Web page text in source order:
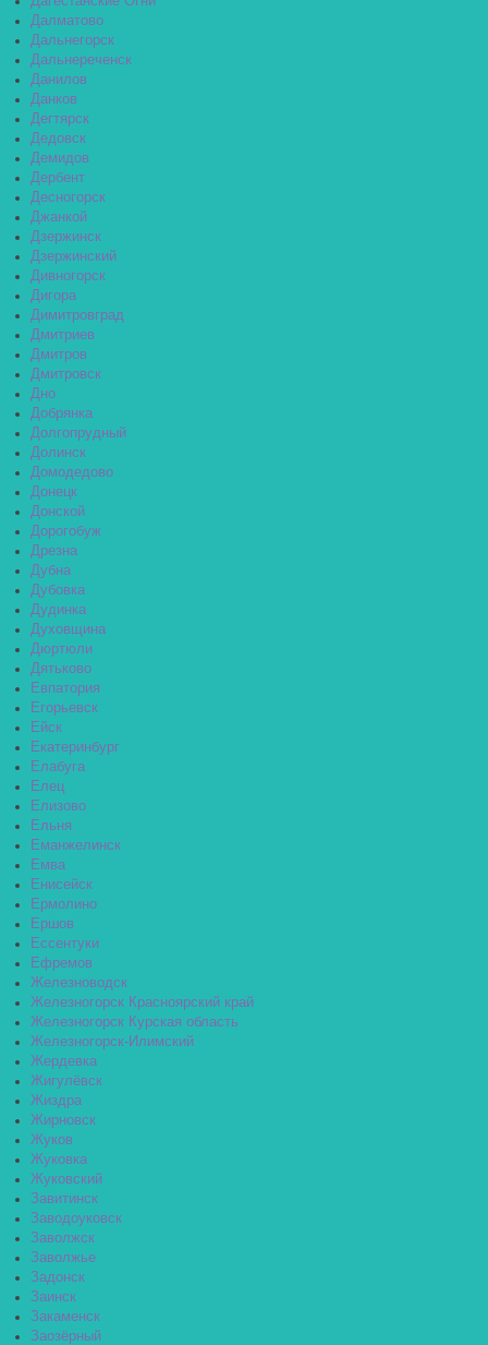
Далматово
Дальнегорск
Дальнереченск
Данилов
Данков
Дегтярск
Дедовск
Демидов
Дербент
Десногорск
Джанкой
Дзержинск
Дзержинский
Дивногорск
Дигора
Димитровград
Дмитриев
Дмитров
Дмитровск
Дно
Добрянка
Долгопрудный
Долинск
Домодедово
Донецк
Донской
Дорогобуж
Дрезна
Дубна
Дубовка
Дудинка
Духовщина
Дюртюли
Дятьково
Евпатория
Егорьевск
Ейск
Екатеринбург
Елабуга
Елец
Елизово
Ельня
Еманжелинск
Емва
Енисейск
Ермолино
Ершов
Ессентуки
Ефремов
Железноводск
Железногорск Красноярский край
Железногорск Курская область
Железногорск-Илимский
Жердевка
Жигулёвск
Жиздра
Жирновск
Жуков
Жуковка
Жуковский
Завитинск
Заводоуковск
Заволжск
Заволжье
Задонск
Заинск
Закаменск
Заозёрный